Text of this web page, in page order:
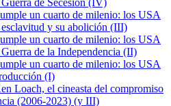
de Secesión (IV)
un cuarto de milenio: los USA
y su abolición (III)
un cuarto de milenio: los USA
de la Independencia (II)
un cuarto de milenio: los USA
(I)
Loach, el cineasta del compromiso
(2006-2023) (y III)